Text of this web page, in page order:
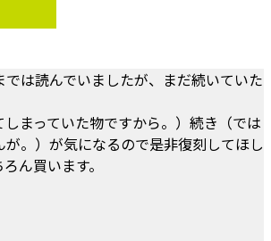
では読んでいましたが、まだ続いていた
しまっていた物ですから。）続き（では
。）が気になるので是非復刻してほし
ん買います。